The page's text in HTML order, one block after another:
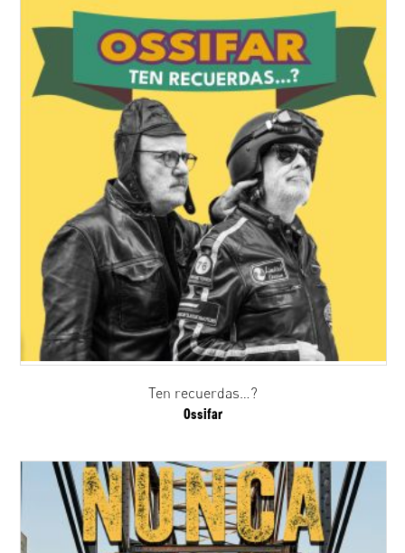
Ten recuerdas…?
Ossifar